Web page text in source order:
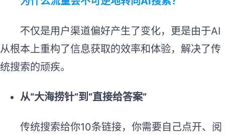
不仅是用户渠道偏好产生了变化，更是由于AI
从根本上重构了信息获取的效率和体验，解决了传
统搜索的顽疾。
从“大海捞针”到“直接给答案”
传统搜索给你10条链接，你需要自己点开、阅